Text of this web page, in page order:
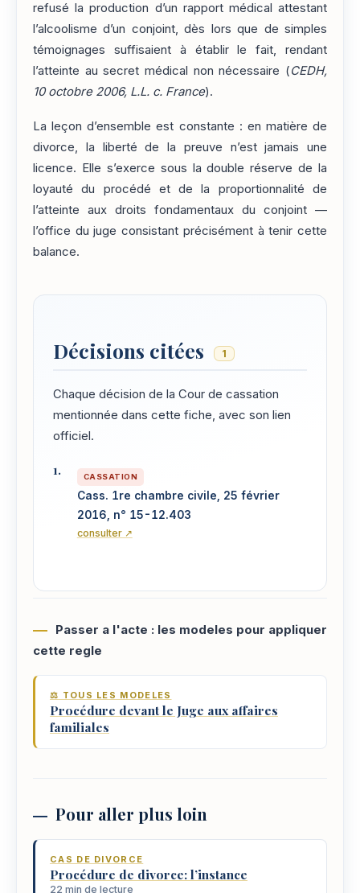
refusé la production d’un rapport médical attestant
l’alcoolisme d’un conjoint, dès lors que de simples
témoignages suffisaient à établir le fait, rendant
l’atteinte au secret médical non nécessaire (CEDH,
10 octobre 2006, L.L. c. France).
La leçon d’ensemble est constante : en matière de
divorce, la liberté de la preuve n’est jamais une
licence. Elle s’exerce sous la double réserve de la
loyauté du procédé et de la proportionnalité de
l’atteinte aux droits fondamentaux du conjoint —
l’office du juge consistant précisément à tenir cette
balance.
Décisions citées 1
Chaque décision de la Cour de cassation
mentionnée dans cette fiche, avec son lien
officiel.
CASSATION
Cass. 1re chambre civile, 25 février
2016, n° 15-12.403
consulter ↗
Passer a l'acte : les modeles pour appliquer
cette regle
⚖️ TOUS LES MODELES
Procédure devant le Juge aux affaires
familiales
Pour aller plus loin
CAS DE DIVORCE
Procédure de divorce: l’instance
22 min de lecture